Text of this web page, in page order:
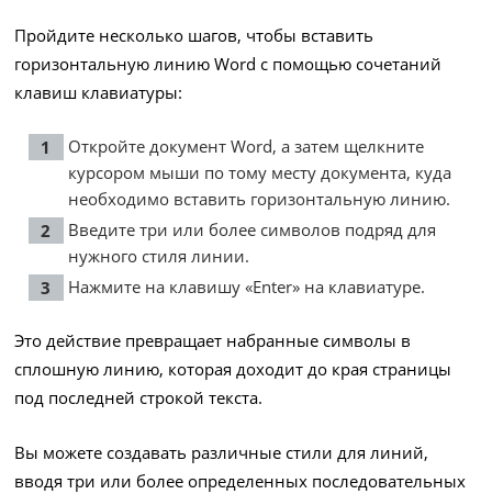
Пройдите несколько шагов, чтобы вставить
горизонтальную линию Word с помощью сочетаний
клавиш клавиатуры:
Откройте документ Word, а затем щелкните
курсором мыши по тому месту документа, куда
необходимо вставить горизонтальную линию.
Введите три или более символов подряд для
нужного стиля линии.
Нажмите на клавишу «Enter» на клавиатуре.
Это действие превращает набранные символы в
сплошную линию, которая доходит до края страницы
под последней строкой текста.
Вы можете создавать различные стили для линий,
вводя три или более определенных последовательных